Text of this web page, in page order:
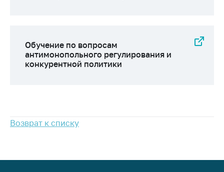
Обучение по вопросам
антимонопольного регулирования и
конкурентной политики
Возврат к списку